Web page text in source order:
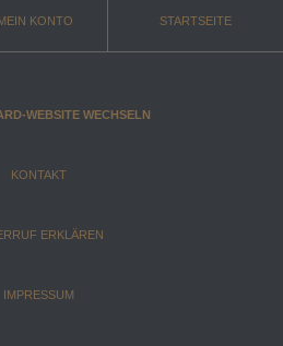
KONTO STARTSEITE
WEBSITE WECHSELN
KONTAKT
ERKLÄREN
IMPRESSUM